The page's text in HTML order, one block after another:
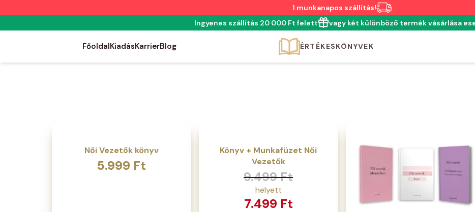
1 munkanapos szállítás!
Ingyenes szállítás 20 000 Ft felett
vagy két különböző termék vásárlása
FőoldalKiadásKarrierBlog ÉRTÉKESKÖNYVEK
Női Vezetők könyv
5.999 Ft
Könyv + Munkafüzet Női
Vezetők
9.499Ft
7.499 Ft